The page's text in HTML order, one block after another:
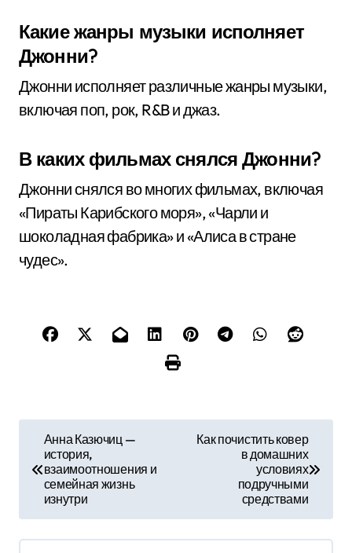
Какие жанры музыки исполняет
Джонни?
Джонни исполняет различные жанры музыки,
включая поп, рок, R&B и джаз.
В каких фильмах снялся Джонни?
Джонни снялся во многих фильмах, включая
«Пираты Карибского моря», «Чарли и
шоколадная фабрика» и «Алиса в стране
чудес».
и
Анна Казючиц —
история,
взаимоотношения и
семейная жизнь
изнутри
Как почистить ковер
в домашних
условиях
подручными
средствами